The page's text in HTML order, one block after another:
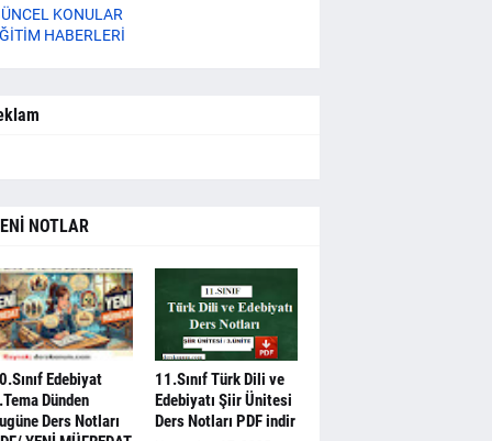
KONULAR
HABERLERİ
NOTLAR
Edebiyat
Dünden
Ders Notları
11.Sınıf Türk Dili ve
Edebiyatı Şiir Ünitesi
Ders Notları PDF indir